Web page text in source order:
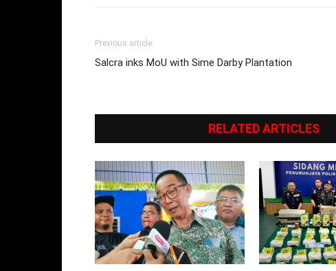
Previous article
Salcra inks MoU with Sime Darby Plantation
RELATED ARTICLES